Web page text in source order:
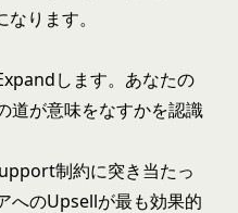
ります。
します。あなたの
道が意味をなすかを認識
制約に突き当たっ
へのUpsellが最も効果的